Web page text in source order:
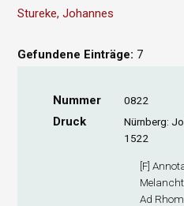
Stureke, Johannes
Gefundene Einträge: 7
Nummer 0822
Druck
Nürnberg:
1522
[F]
Ad